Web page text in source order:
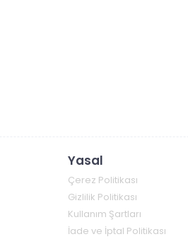
Yasal
Çerez Politikası
Gizlilik Politikası
Kullanım Şartları
İade ve İptal Politikası